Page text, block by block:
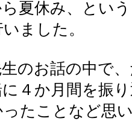
夏休み、とい
ました。
のお話の中で
に４か月間を振
たことなど思